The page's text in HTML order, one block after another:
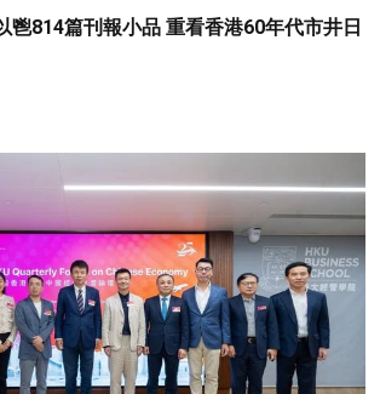
鬯814篇刊報小品 重看香港60年代市井日